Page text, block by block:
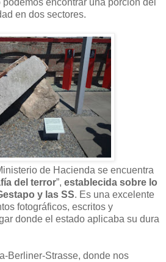
encontrar una porción del
en dos sectores.
de Hacienda se encuentra
del terror”, establecida sobre lo
y las SS. Es una excelente
fotográficos, escritos y
donde el estado aplicaba su dura
Berliner-Strasse, donde nos